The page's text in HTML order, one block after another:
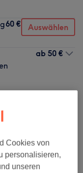
60 € Auswählen
ab 50 €
/
ab 50 €
Cookies von
personalisieren,
unseren